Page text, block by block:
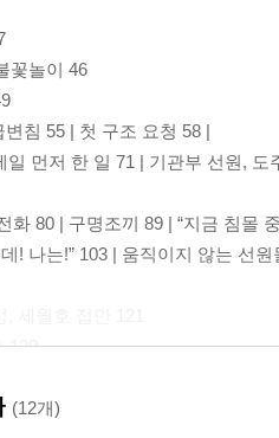
꽃놀이 46
침 55 | 첫 구조 요청 58 |
일 먼저 한 일 71 | 기관부 선원, 도
화 80 | 구명조끼 89 | “지금 침몰
! 나는!” 103 | 움직이지 않는 선원
129
, 여깄어요” 149 | 창문을 깨다
(12개)